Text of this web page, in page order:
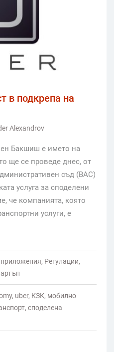
в подкрепа на
Alexandrov
Бакшиш е името на
ще се проведе днес, от
съд (ВАС)
услуга за споделени
че компанията, която
услуги, е
, Регулации,
, uber, КЗК, мобилно
, споделена